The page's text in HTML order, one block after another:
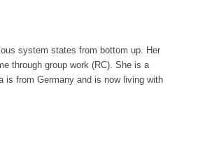
system states from bottom up. Her
through group work (RC). She is a
is from Germany and is now living with